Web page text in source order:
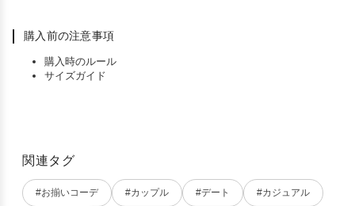
購入前の注意事項
購入時のルール
サイズガイド
関連タグ
#お揃いコーデ #カップル #デート #カジュアル